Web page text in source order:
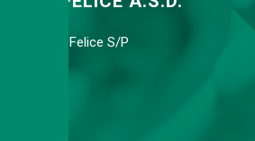
41038 S.Felice S/P